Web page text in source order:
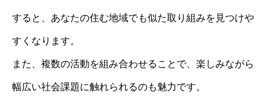
すると、あなたの住む地域でも似た取り組みを見つけや
すくなります。
また、複数の活動を組み合わせることで、楽しみながら
幅広い社会課題に触れられるのも魅力です。